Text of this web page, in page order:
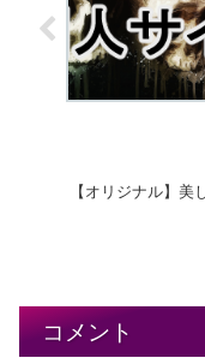
【オリジナル】美
コメント